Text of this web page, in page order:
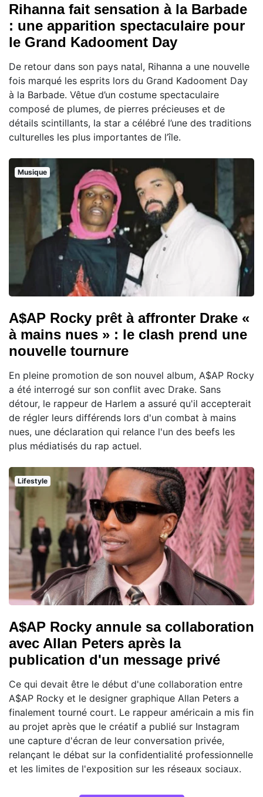
Rihanna fait sensation à la Barbade
: une apparition spectaculaire pour
le Grand Kadooment Day
De retour dans son pays natal, Rihanna a une nouvelle
fois marqué les esprits lors du Grand Kadooment Day
à la Barbade. Vêtue d’un costume spectaculaire
composé de plumes, de pierres précieuses et de
détails scintillants, la star a célébré l’une des traditions
culturelles les plus importantes de l’île.
Musique
A$AP Rocky prêt à affronter Drake «
à mains nues » : le clash prend une
nouvelle tournure
En pleine promotion de son nouvel album, A$AP Rocky
a été interrogé sur son conflit avec Drake. Sans
détour, le rappeur de Harlem a assuré qu'il accepterait
de régler leurs différends lors d'un combat à mains
nues, une déclaration qui relance l'un des beefs les
plus médiatisés du rap actuel.
Lifestyle
A$AP Rocky annule sa collaboration
avec Allan Peters après la
publication d'un message privé
Ce qui devait être le début d'une collaboration entre
A$AP Rocky et le designer graphique Allan Peters a
finalement tourné court. Le rappeur américain a mis fin
au projet après que le créatif a publié sur Instagram
une capture d'écran de leur conversation privée,
relançant le débat sur la confidentialité professionnelle
et les limites de l'exposition sur les réseaux sociaux.